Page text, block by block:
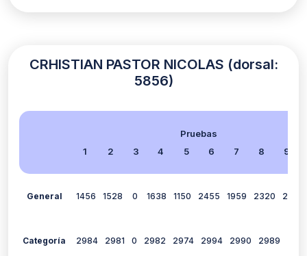
CRHISTIAN PASTOR NICOLAS (dorsal:
5856)
Pruebas
1
2 3 4 5 6 7 8 9
General 1456 1528 0 1638 1150 2455 1959 2320 2084
Categoría 2984 2981 0 2982 2974 2994 2990 2989